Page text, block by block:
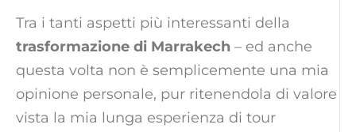
Tra i tanti aspetti più interessanti della
trasformazione di Marrakech – ed anche
questa volta non è semplicemente una mia
opinione personale, pur ritenendola di valore
vista la mia lunga esperienza di tour